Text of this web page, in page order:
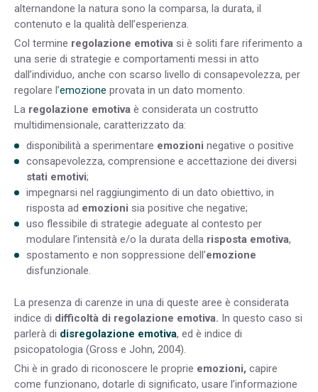
alternandone la natura sono la comparsa, la durata, il
contenuto e la qualità dell’esperienza.
Col termine regolazione emotiva si è soliti fare riferimento a
una serie di strategie e comportamenti messi in atto
dall’individuo, anche con scarso livello di consapevolezza, per
regolare l’emozione provata in un dato momento.
La regolazione emotiva è considerata un costrutto
multidimensionale, caratterizzato da:
disponibilità a sperimentare emozioni negative o positive
consapevolezza, comprensione e accettazione dei diversi
stati emotivi;
impegnarsi nel raggiungimento di un dato obiettivo, in
risposta ad emozioni sia positive che negative;
uso flessibile di strategie adeguate al contesto per
modulare l’intensità e/o la durata della risposta emotiva,
spostamento e non soppressione dell’emozione
disfunzionale.
La presenza di carenze in una di queste aree è considerata
indice di difficoltà di regolazione emotiva. In questo caso si
parlerà di disregolazione emotiva, ed è indice di
psicopatologia (Gross e John, 2004).
Chi è in grado di riconoscere le proprie emozioni, capire
come funzionano, dotarle di significato, usare l’informazione